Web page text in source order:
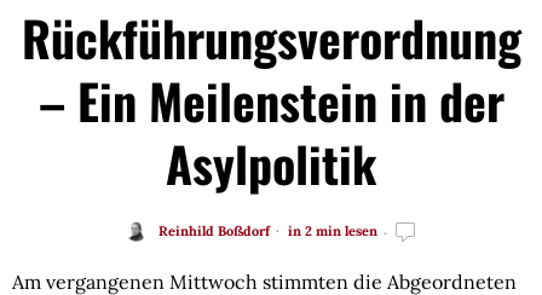
Rückführungsverordnung
– Ein Meilenstein in der
Asylpolitik
Reinhild Boßdorf in 2 min lesen
Am vergangenen Mittwoch stimmten die Abgeordneten